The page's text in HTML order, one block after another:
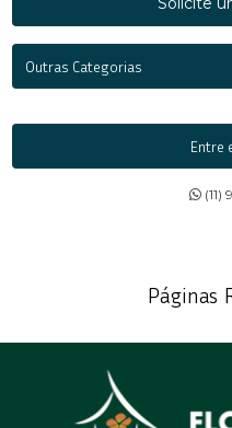
Outras Categorias
Entre
(11)
Páginas